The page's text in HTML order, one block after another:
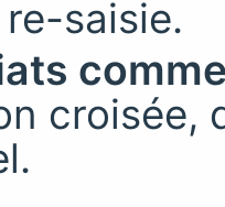
saisie.
croisée,